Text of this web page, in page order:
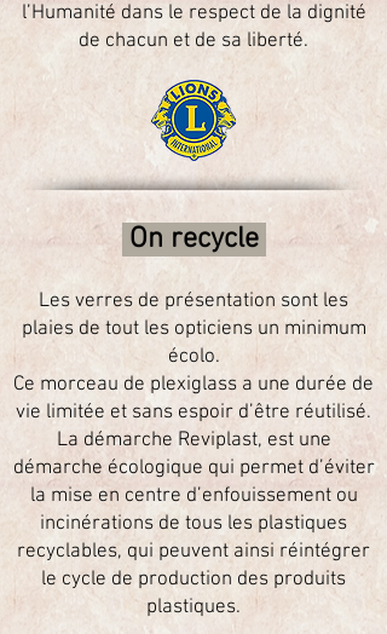
l’Humanité dans le respect de la dignité
de chacun et de sa liberté.
On recycle
Les verres de présentation sont les
plaies de tout les opticiens un minimum
écolo.
Ce morceau de plexiglass a une durée de
vie limitée et sans espoir d’être réutilisé.
La démarche Reviplast, est une
démarche écologique qui permet d’éviter
la mise en centre d’enfouissement ou
incinérations de tous les plastiques
recyclables, qui peuvent ainsi réintégrer
le cycle de production des produits
plastiques.